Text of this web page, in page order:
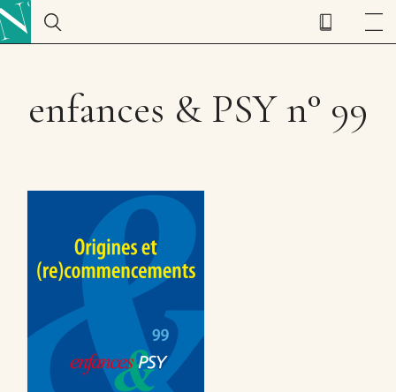
enfances & PSY n° 99